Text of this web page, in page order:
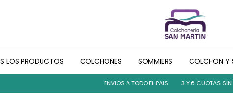
LOS PRODUCTOS COLCHONES SOMMIERS COLCHON Y
ENVIOS A TODO EL PAIS 3 Y 6 CUOTAS SIN